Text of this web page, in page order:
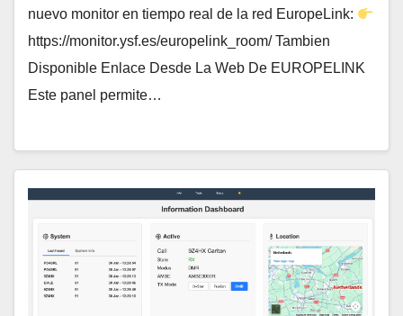
nuevo monitor en tiempo real de la red EuropeLink:
https://monitor.ysf.es/europelink_room/ Tambien
Disponible Enlace Desde La Web De EUROPELINK
Este panel permite…